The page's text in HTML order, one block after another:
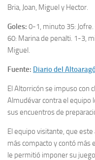
Bria, Joan, Miguel y Hector.
Goles: 0-1, minuto 35:
60: Marina de penalti. 1-3,
Miguel.
Fuente: Diario del
El Altorricón se impuso con
Almudévar contra el equipo
sus encuentros de
El equipo visitante, que
más compacto y contó más
le permitió imponer su